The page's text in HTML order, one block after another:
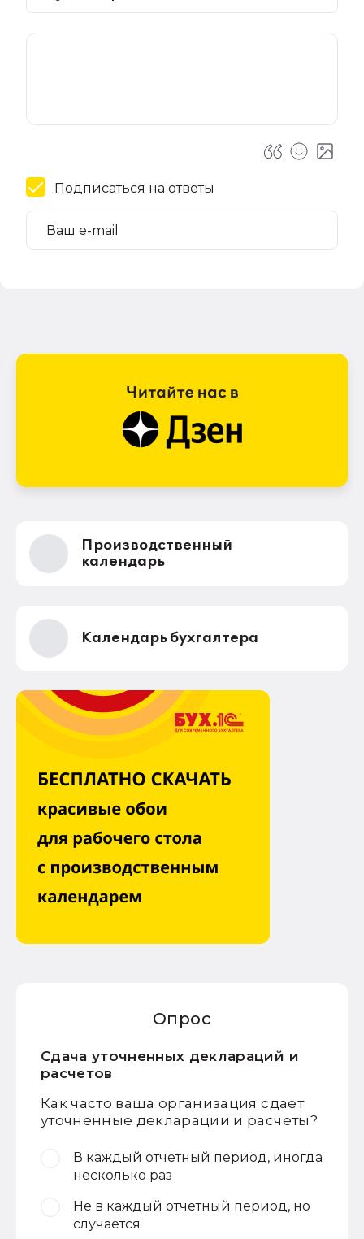
Подписаться на ответы
Производственный
календарь
Календарь бухгалтера
Опрос
Сдача уточненных деклараций и
расчетов
Как часто ваша организация сдает
уточненные декларации и расчеты?
В каждый отчетный период, иногда
несколько раз
Не в каждый отчетный период, но
случается